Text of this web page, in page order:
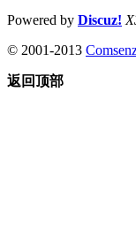
Powered by Discuz!
© 2001-2013
返回顶部